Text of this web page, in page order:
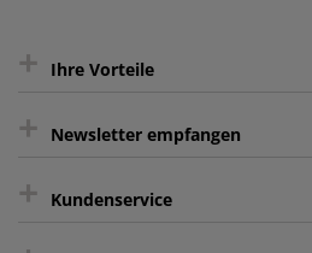
+ Ihre Vorteile
Kauf auf Rechnung³
sicher Shoppen durch SSL
+ Newsletter empfangen
Sie können sich zu jeder Zeit abmelden.
+ Kundenservice